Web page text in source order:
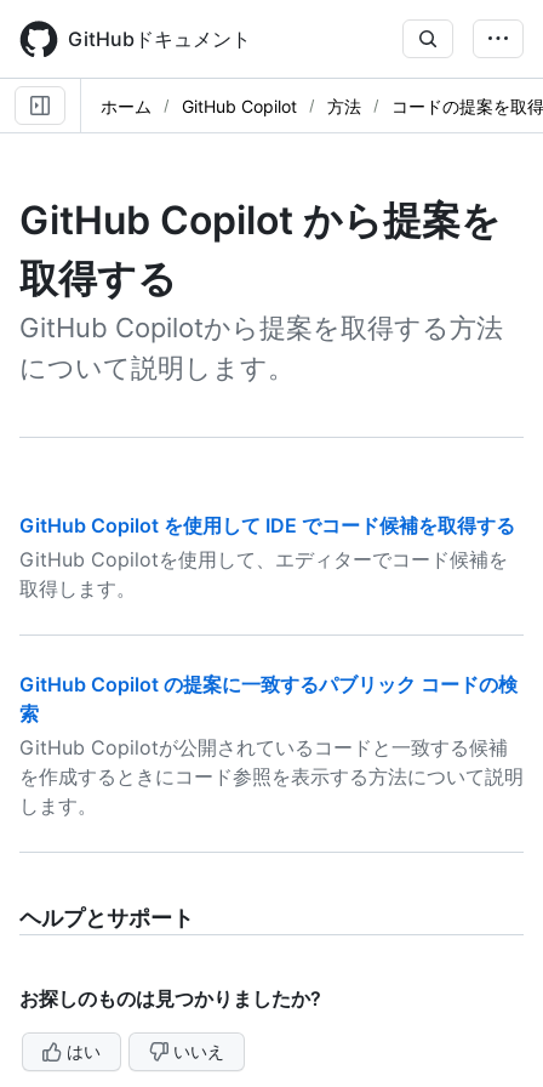
main
content
GitHubドキュメント
ホーム GitHub Copilot 方法 コードの提案を取
GitHub Copilot から提案を
取得する
GitHub Copilotから提案を取得する方法
について説明します。
GitHub Copilot を使用して IDE でコード候補を取得する
GitHub Copilotを使用して、エディターでコード候補を
取得します。
GitHub Copilot の提案に一致するパブリック コードの検
索
GitHub Copilotが公開されているコードと一致する候補
を作成するときにコード参照を表示する方法について説明
します。
ヘルプとサポート
お探しのものは見つかりましたか?
はい いいえ